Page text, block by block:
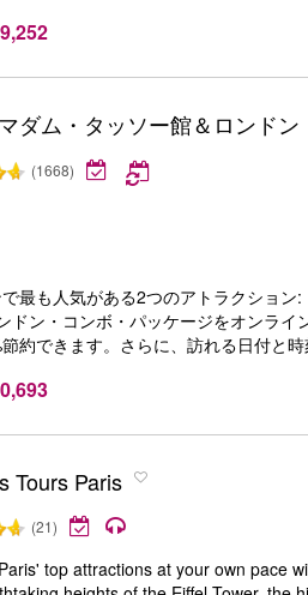
ダム・タッソー館＆ロンドン
(1668)
最も人気がある2つのアトラクショ
ドン・コンボ・パッケージをオンラ
約できます。さらに、訪れる日付と
Tours Paris
(21)
top attractions at your own pace